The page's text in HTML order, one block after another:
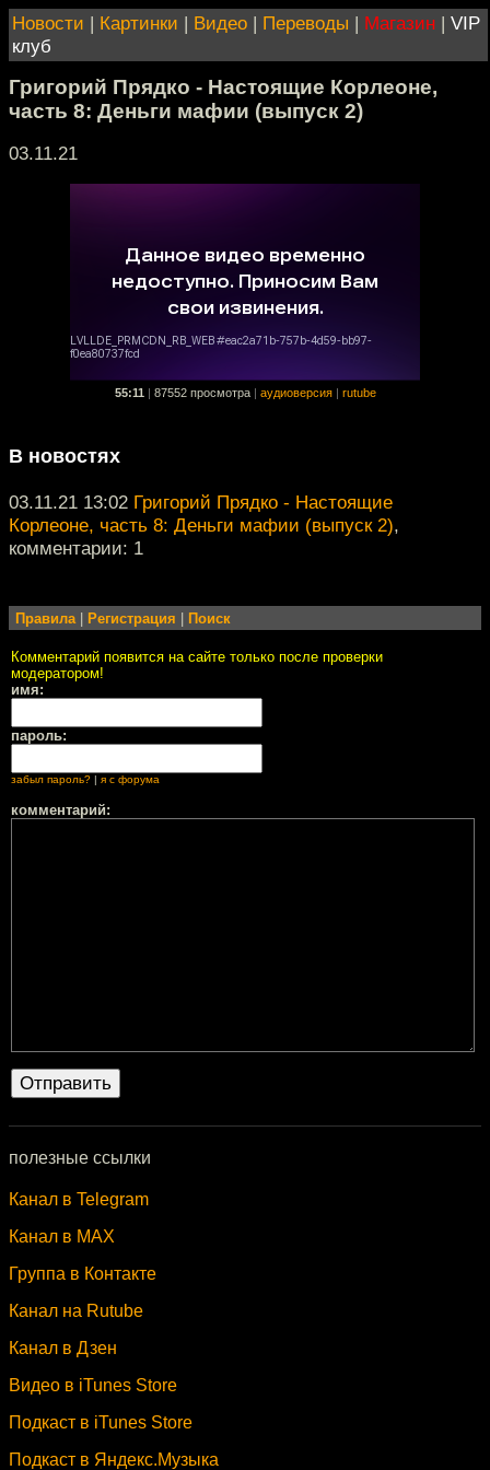
Новости | Картинки | Видео | Переводы | Магазин | VIP
клуб
Григорий Прядко - Настоящие Корлеоне,
часть 8: Деньги мафии (выпуск 2)
03.11.21
55:11 87552 просмотра аудиоверсия rutube
В новостях
03.11.21 13:02 Григорий Прядко - Настоящие
Корлеоне, часть 8: Деньги мафии (выпуск 2),
комментарии: 1
Правила| Регистрация Поиск
Комментарий появится на сайте только после проверки
модератором!
имя:
пароль:
забыл пароль? я с форума
комментарий:
полезные ссылки
Канал в Telegram
Канал в MAX
Группа в Контакте
Канал на Rutube
Канал в Дзен
Видео в iTunes Store
Подкаст в iTunes Store
Подкаст в Яндекс.Музыка